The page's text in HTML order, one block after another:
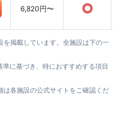
6,820円〜 ○
掲載しています。全施設は下の一
に基づき、特におすすめする項目
各施設の公式サイトをご確認くだ